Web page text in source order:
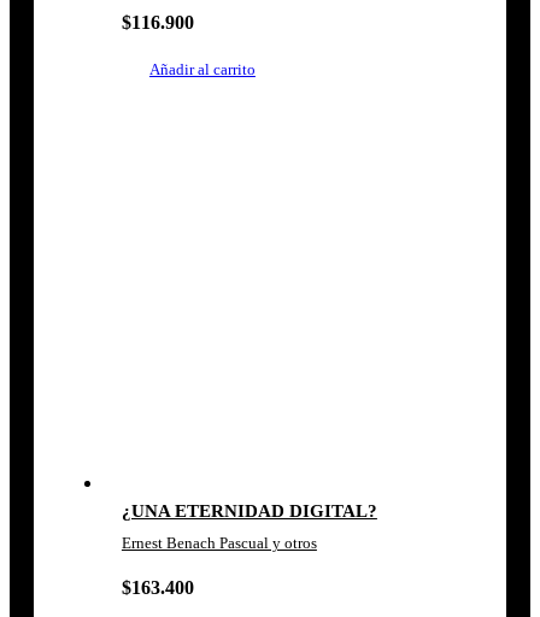
$116.900
Añadir al carrito
¿UNA ETERNIDAD DIGITAL?
Ernest Benach Pascual y otros
$163.400